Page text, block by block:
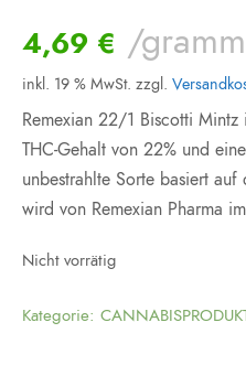
4,69 € /gramm
inkl. 19 % MwSt. zzgl.
Remexian 22/1 Biscotti
THC-Gehalt von 22% und
unbestrahlte Sorte basiert
wird von Remexian Pharma
Nicht vorrätig
Kategorie: